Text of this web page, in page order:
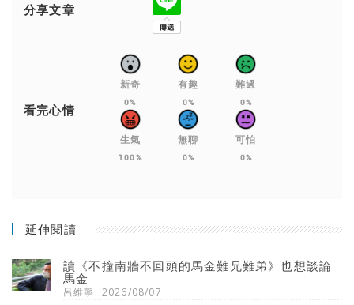
分享文章
看完心情
新奇
0%
有趣
0%
難過
0%
生氣
100%
無聊
0%
可怕
0%
延伸閱讀
讀《不撞南牆不回頭的馬金難兄難弟》也想談論
馬金
呂維寧 2026/08/07